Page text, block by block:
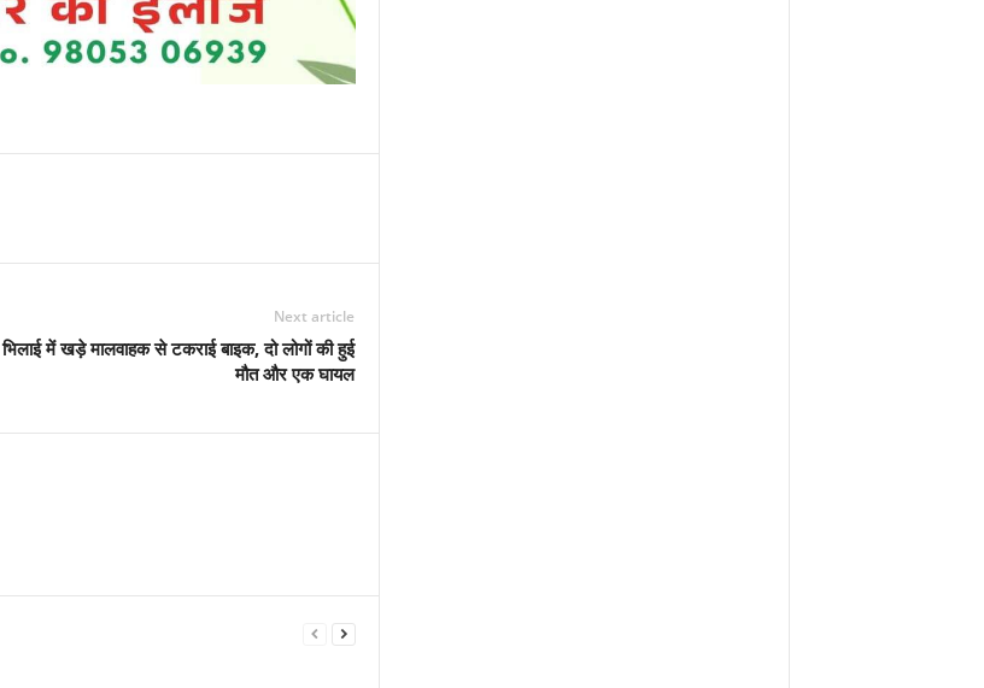
Next article
भिलाई में खड़े मालवाहक से टकराई बाइक, दो लोगों की हुई
मौत और एक घायल